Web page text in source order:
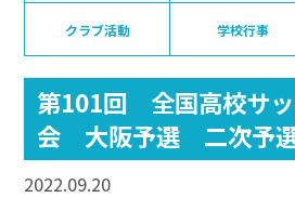
クラブ活動 学校行事
第101回 全国高校サ
会 大阪予選 二次予
2022.09.20